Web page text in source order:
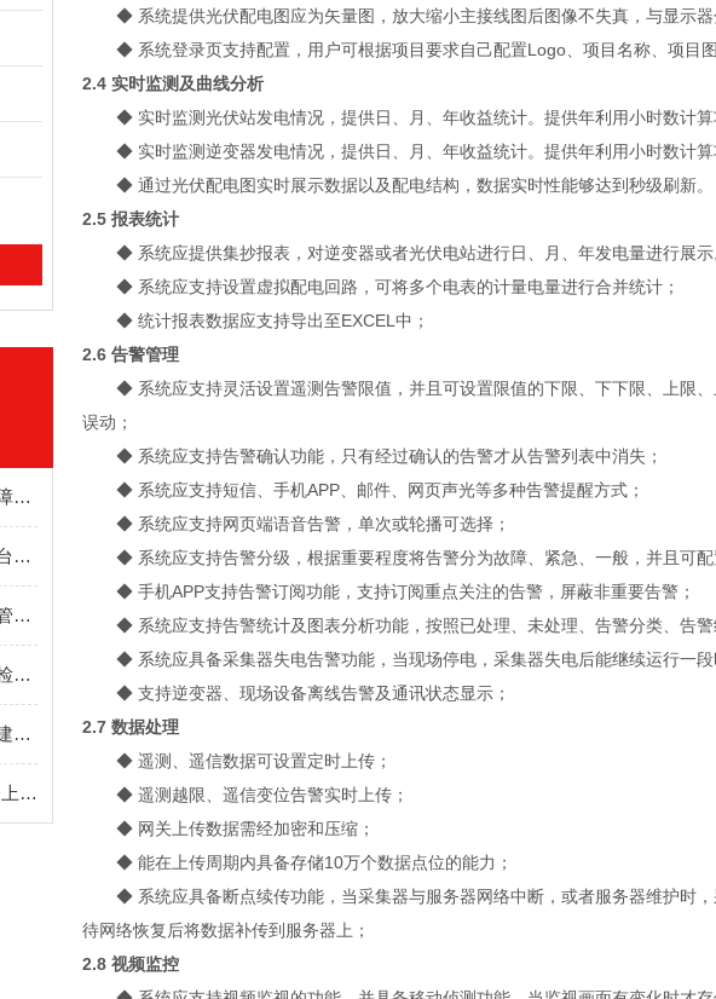
屋顶光伏监控运维平台常见故障分析与针对性解决方法分享
正确使用屋顶光伏监控运维平台是保障投资回报的关键
切记！定期维护光伏电站运维管理系统可提高光伏电站的经济效益
浅谈智能电能计量系统在用电检查中的应用
能源汽车下乡充电桩建设优化建议及解决方案
CT取电无线测温系统高压设备上的应用
◆ 系统提供光伏配电图应为矢量图，放大缩小主接线图后图像不失真，与显示器
◆ 系统登录页支持配置，用户可根据项目要求自己配置Logo、项目名称、项目图
2.4 实时监测及曲线分析
◆ 实时监测光伏站发电情况，提供日、月、年收益统计。提供年利用小时数计算
◆ 实时监测逆变器发电情况，提供日、月、年收益统计。提供年利用小时数计
◆ 通过光伏配电图实时展示数据以及配电结构，数据实时性能够达到秒级刷新。
2.5 报表统计
◆ 系统应提供集抄报表，对逆变器或者光伏电站进行日、月、年发电量进行展示
◆ 系统应支持设置虚拟配电回路，可将多个电表的计量电量进行合并统计；
◆ 统计报表数据应支持导出至EXCEL中；
2.6 告警管理
◆ 系统应支持灵活设置遥测告警限值，并且可设置限值的下限、下下限、上限
误动；
◆ 系统应支持告警确认功能，只有经过确认的告警才从告警列表中消失；
◆ 系统应支持短信、手机APP、邮件、网页声光等多种告警提醒方式；
◆ 系统应支持网页端语音告警，单次或轮播可选择；
◆ 系统应支持告警分级，根据重要程度将告警分为故障、紧急、一般，并且可配
◆ 手机APP支持告警订阅功能，支持订阅重点关注的告警，屏蔽非重要告警；
◆ 系统应支持告警统计及图表分析功能，按照已处理、未处理、告警分类、告警
◆ 系统应具备采集器失电告警功能，当现场停电，采集器失电后能继续运行一
◆ 支持逆变器、现场设备离线告警及通讯状态显示；
2.7 数据处理
◆ 遥测、遥信数据可设置定时上传；
◆ 遥测越限、遥信变位告警实时上传；
◆ 网关上传数据需经加密和压缩；
◆ 能在上传周期内具备存储10万个数据点位的能力；
◆ 系统应具备断点续传功能，当采集器与服务器网络中断，或者服务器维护时
待网络恢复后将数据补传到服务器上；
2.8 视频监控